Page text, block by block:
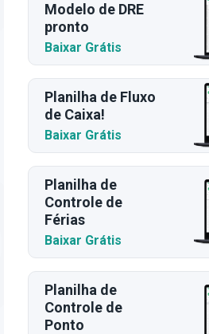
Modelo de DRE
pronto
Baixar Grátis
Planilha de Fluxo
de Caixa!
Baixar Grátis
Planilha de
Controle de
Férias
Baixar Grátis
Planilha de
Controle de
Ponto